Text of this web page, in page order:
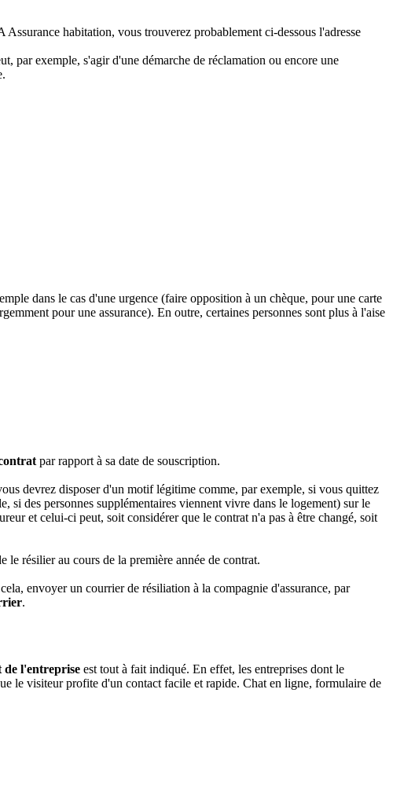
habitation, vous trouverez probablement ci-dessous l'adresse
par exemple, s'agir d'une démarche de réclamation ou encore une
dans le cas d'une urgence (faire opposition à un chèque, pour une carte
pour une assurance). En outre, certaines personnes sont plus à l'aise
par rapport à sa date de souscription.
devrez disposer d'un motif légitime comme, par exemple, si vous quittez
si des personnes supplémentaires viennent vivre dans le logement) sur le
et celui-ci peut, soit considérer que le contrat n'a pas à être changé, soit
le résilier au cours de la première année de contrat.
envoyer un courrier de résiliation à la compagnie d'assurance, par
.
de l'entreprise est tout à fait indiqué. En effet, les entreprises dont le
le visiteur profite d'un contact facile et rapide. Chat en ligne, formulaire de